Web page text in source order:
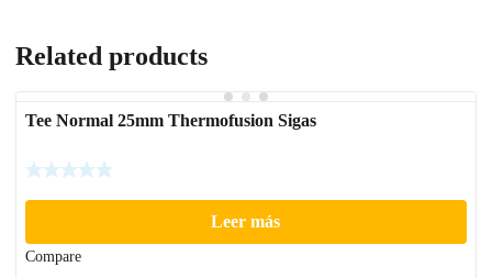
Related products
Tee Normal 25mm Thermofusion Sigas
Leer más
Compare